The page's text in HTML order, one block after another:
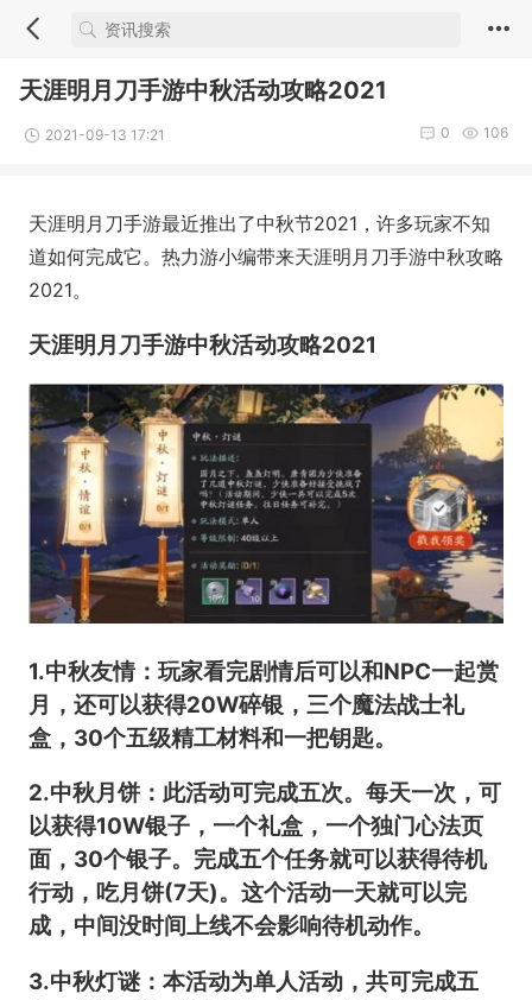
天涯明月刀手游中秋活动攻略2021
2021-09-13 17:21 106
0
天涯明月刀手游最近推出了中秋节2021，许多玩家不知
道如何完成它。热力游小编带来天涯明月刀手游中秋攻略
2021。
天涯明月刀手游中秋活动攻略2021
1.中秋友情：玩家看完剧情后可以和NPC一起赏
月，还可以获得20W碎银，三个魔法战士礼
盒，30个五级精工材料和一把钥匙。
2.中秋月饼：此活动可完成五次。每天一次，可
以获得10W银子，一个礼盒，一个独门心法页
面，30个银子。完成五个任务就可以获得待机
行动，吃月饼(7天)。这个活动一天就可以完
成，中间没时间上线不会影响待机动作。
3.中秋灯谜：本活动为单人活动，共可完成五